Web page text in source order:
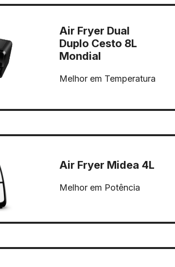
Air Fryer Dual
Duplo Cesto 8L
Mondial
Melhor em Temperatura
Air Fryer Midea 4L
Melhor em Potência